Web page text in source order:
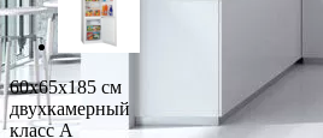
60x65x185 см
двухкамерный
класс A